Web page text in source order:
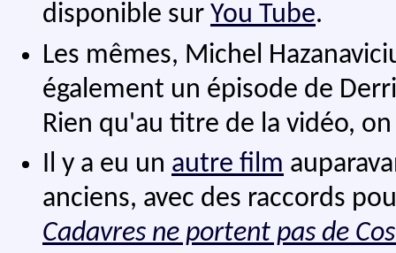
disponible sur You Tube.
Les mêmes, Michel
également un épisode de
Rien qu'au titre de la vidéo,
Il y a eu un autre film
anciens, avec des raccords
Cadavres ne portent pas de